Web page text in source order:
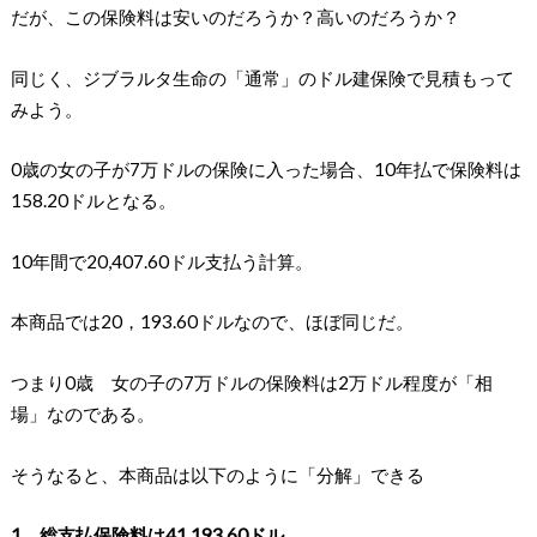
だが、この保険料は安いのだろうか？高いのだろうか？
同じく、ジブラルタ生命の「通常」のドル建保険で見積もって
みよう。
0歳の女の子が7万ドルの保険に入った場合、10年払で保険料は
158.20ドルとなる。
10年間で20,407.60ドル支払う計算。
本商品では20，193.60ドルなので、ほぼ同じだ。
つまり0歳 女の子の7万ドルの保険料は2万ドル程度が「相
場」なのである。
そうなると、本商品は以下のように「分解」できる